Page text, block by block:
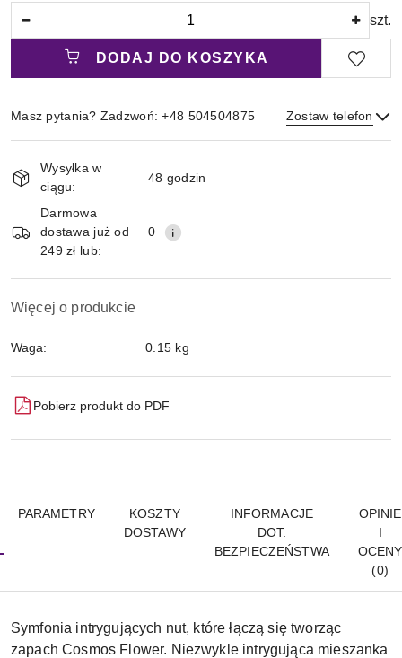
szt.
DODAJ DO KOSZYKA
Masz pytania? Zadzwoń: +48 504504875 Zostaw telefon
i
dostawa
Wysyłka w
ciągu:
48 godzin
Darmowa
dostawa już od
249 zł lub:
0
Więcej o produkcie
Waga: 0.15 kg
Pobierz produkt do PDF
PARAMETRY
KOSZTY
DOSTAWY
INFORMACJE
DOT.
BEZPIECZEŃSTWA
OPINIE
I
OCENY
(0)
Symfonia intrygujących nut, które łączą się tworząc
zapach Cosmos Flower. Niezwykle intrygująca mieszanka